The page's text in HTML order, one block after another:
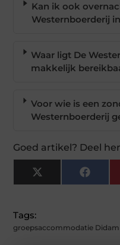
Kan ik ook
Westernboerderij
Waar ligt De
makkelijk
Voor wie is een
Westernboerderij
Goed artikel? Deel
X
(Twitter)
Tags:
groepsaccommodatie Didam